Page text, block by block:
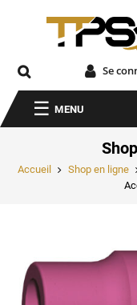
Se
MENU
Accueil Shop en ligne